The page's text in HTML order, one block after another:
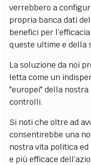
verrebbero a
propria banca dati
benefici per
queste ultime e della
La soluzione da noi
letta come un
"europei" della
controlli.
Si noti che oltre ad
consentirebbe una
nostra vita politica
e più efficace